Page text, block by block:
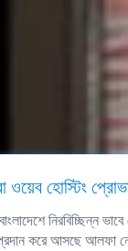
ওয়েব হোস্টিং
নিরবিচ্ছিন্ন
প্রদান করে আসছে আলফা